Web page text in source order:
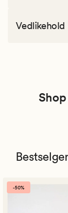
Vedlikehold
-50%